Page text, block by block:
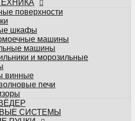
- СКОБЫ
- РАКОВИНЫ
- РЕЙЛИНГИ
- КНОПКИ
КАПЛИ
КРЮЧКИ
мойку
мебели
ДЛЯ КУХОНЬ
ДЛЯ ШКАФОВ
поверхности
шкафы
машины
машины
и морозильные
винные
печи
СИСТЕМЫ